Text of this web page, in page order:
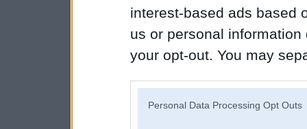
interest-based ads based
us or personal
your opt-out. You may
Personal Data Processing Opt Outs